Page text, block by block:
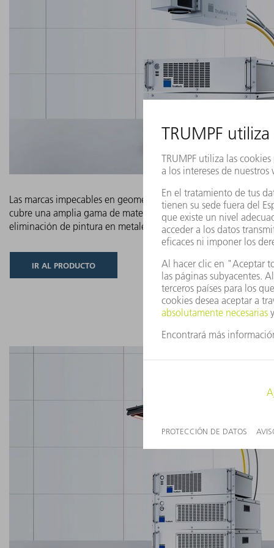
Las marcas impecables en geometrías complejas son la
cubre una amplia gama de materiales: desde las marcas más
eliminación de pintura en metales, con la máxima estabilidad
IR AL PRODUCTO